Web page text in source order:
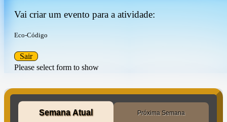
Vai criar um evento para a atividade:
Eco-Código
Please select form to show
Sair
Semana Atual Próxima Semana